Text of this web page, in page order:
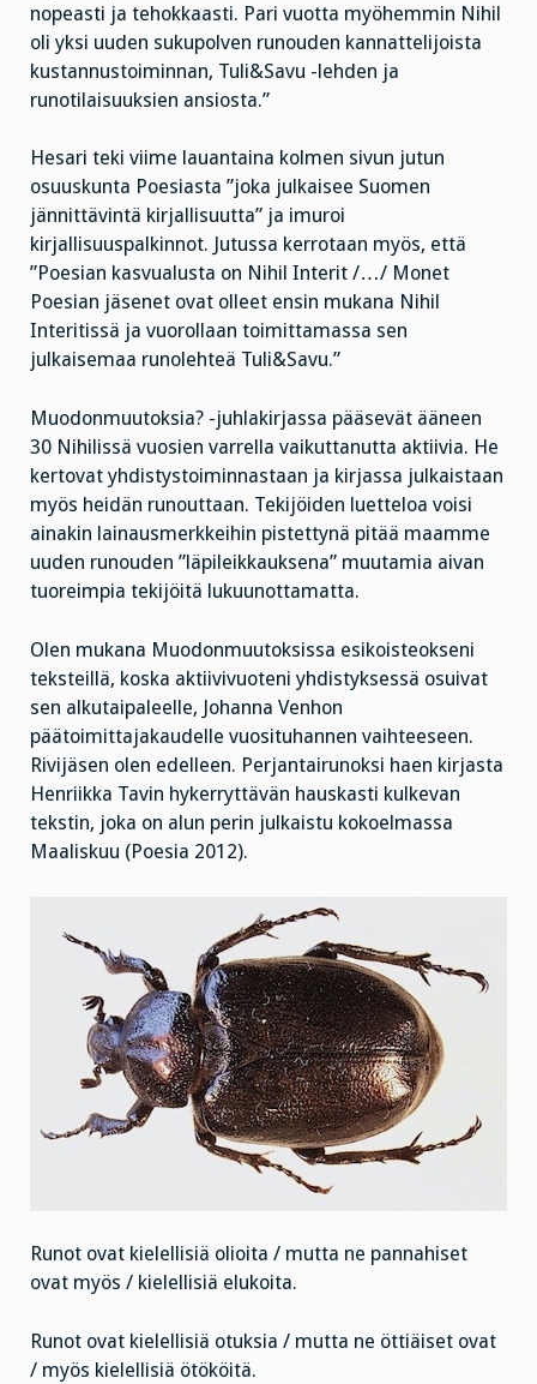
nopeasti ja tehokkaasti. Pari vuotta myöhemmin Nihil
oli yksi uuden sukupolven runouden kannattelijoista
kustannustoiminnan, Tuli&Savu -lehden ja
runotilaisuuksien ansiosta.”
Hesari teki viime lauantaina kolmen sivun jutun
osuuskunta Poesiasta ”joka julkaisee Suomen
jännittävintä kirjallisuutta” ja imuroi
kirjallisuuspalkinnot. Jutussa kerrotaan myös, että
”Poesian kasvualusta on Nihil Interit /…/ Monet
Poesian jäsenet ovat olleet ensin mukana Nihil
Interitissä ja vuorollaan toimittamassa sen
julkaisemaa runolehteä Tuli&Savu.”
Muodonmuutoksia? -juhlakirjassa pääsevät ääneen
30 Nihilissä vuosien varrella vaikuttanutta aktiivia. He
kertovat yhdistystoiminnastaan ja kirjassa julkaistaan
myös heidän runouttaan. Tekijöiden luetteloa voisi
ainakin lainausmerkkeihin pistettynä pitää maamme
uuden runouden ”läpileikkauksena” muutamia aivan
tuoreimpia tekijöitä lukuunottamatta.
Olen mukana Muodonmuutoksissa esikoisteokseni
teksteillä, koska aktiivivuoteni yhdistyksessä osuivat
sen alkutaipaleelle, Johanna Venhon
päätoimittajakaudelle vuosituhannen vaihteeseen.
Rivijäsen olen edelleen. Perjantairunoksi haen kirjasta
Henriikka Tavin hykerryttävän hauskasti kulkevan
tekstin, joka on alun perin julkaistu kokoelmassa
Maaliskuu (Poesia 2012).
Runot ovat kielellisiä olioita / mutta ne pannahiset
ovat myös / kielellisiä elukoita.
Runot ovat kielellisiä otuksia / mutta ne öttiäiset ovat
/ myös kielellisiä ötököitä.